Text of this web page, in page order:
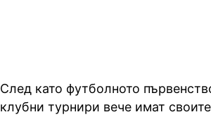
След като футболното
клубни турнири вече имат